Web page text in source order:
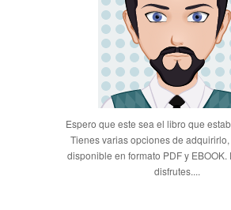
Espero que este sea el libro que
Tienes varias opciones de
disponible en formato PDF y EBOOK.
disfrutes....